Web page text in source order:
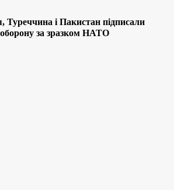
Туреччина і Пакистан підписали
за зразком НАТО